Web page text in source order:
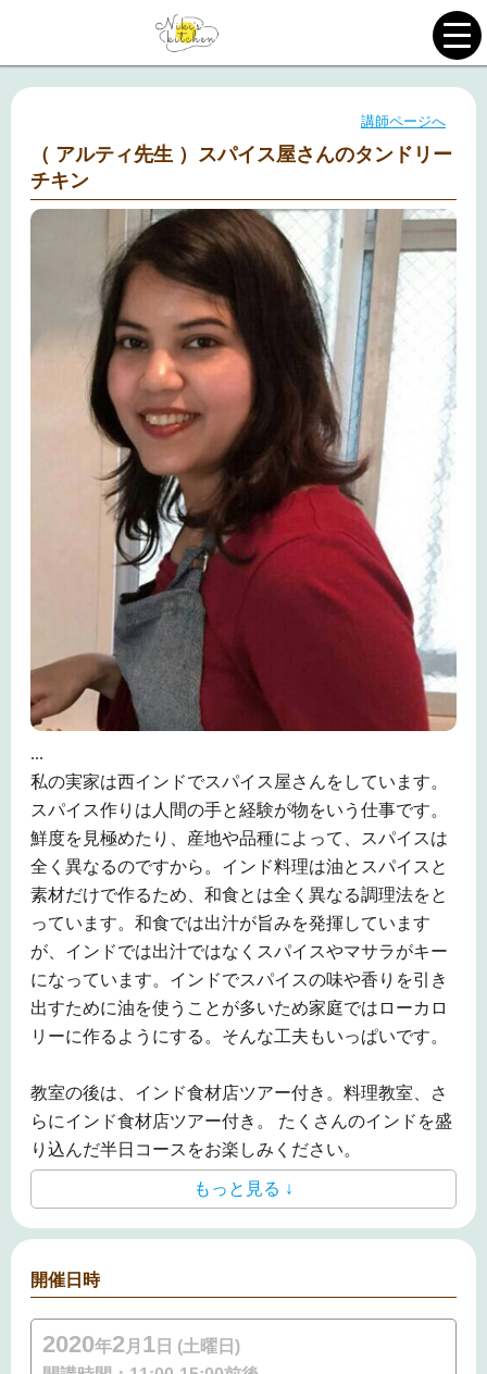
講師ページへ
（ アルティ先生 ）スパイス屋さんのタンドリー
チキン
...
私の実家は西インドでスパイス屋さんをしています。
スパイス作りは人間の手と経験が物をいう仕事です。
鮮度を見極めたり、産地や品種によって、スパイスは
全く異なるのですから。インド料理は油とスパイスと
素材だけで作るため、和食とは全く異なる調理法をと
っています。和食では出汁が旨みを発揮しています
が、インドでは出汁ではなくスパイスやマサラがキー
になっています。 インドでスパイスの味や香りを引き
出すために油を使うことが多いため家庭ではローカロ
リーに作るようにする。そんな工夫もいっぱいです。
教室の後は、インド食材店ツアー付き。料理教室、さ
らにインド食材店ツアー付き。 たくさんのインドを盛
り込んだ半日コースをお楽しみください。
もっと見る ↓
開催日時
2020年2月 1 日 (土曜日)